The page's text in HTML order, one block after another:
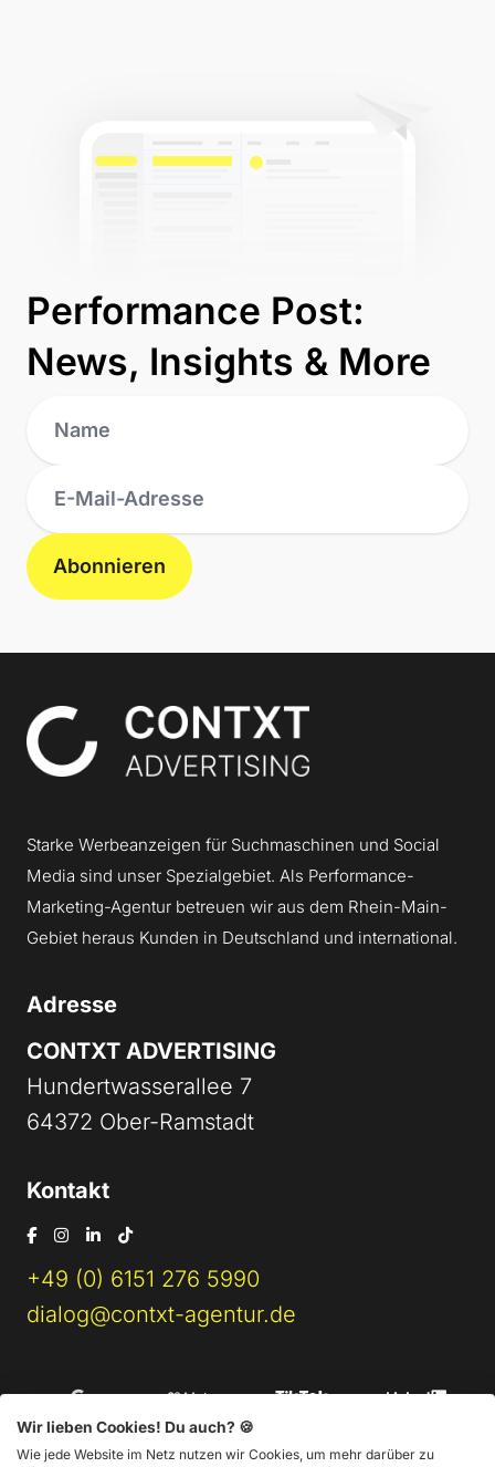
Performance Post:
News, Insights & More
Abonnieren
Contxt
Starke Werbeanzeigen für Suchmaschinen und Social
Media sind unser Spezialgebiet. Als Performance-
Marketing-Agentur betreuen wir aus dem Rhein-Main-
Gebiet heraus Kunden in Deutschland und international.
Adresse
CONTXT ADVERTISING
Hundertwasserallee 7
64372 Ober-Ramstadt
Kontakt
+49 (0) 6151 276 5990
dialog@contxt-agentur.de
Wir lieben Cookies! Du auch? 🍪
Wie jede Website im Netz nutzen wir Cookies, um mehr darüber zu